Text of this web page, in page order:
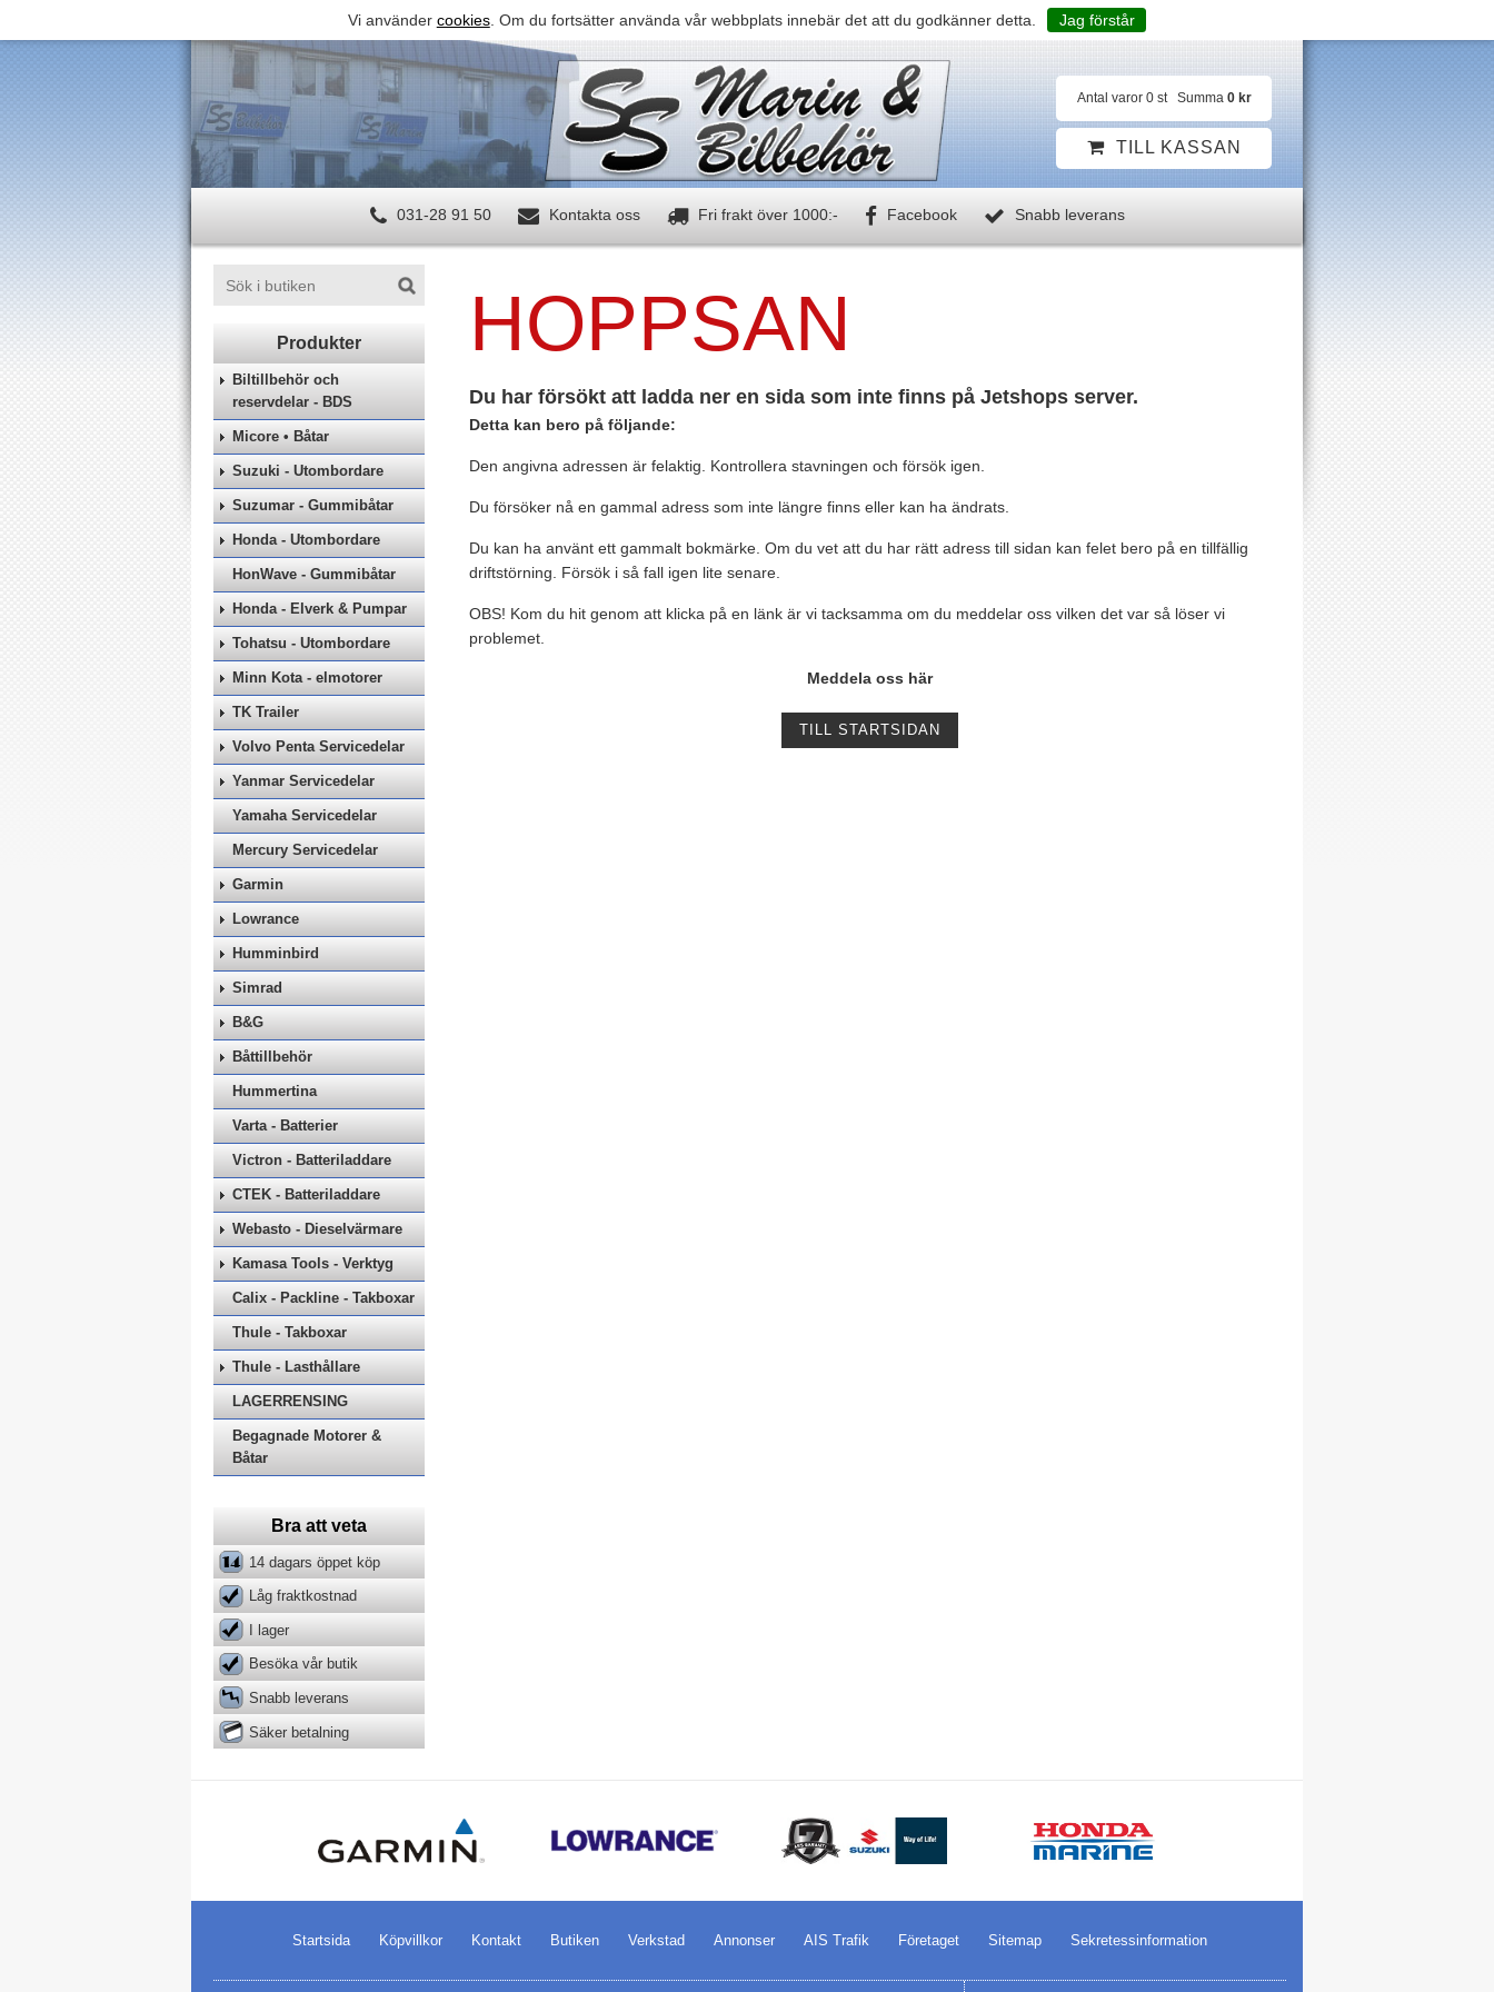
Vi använder cookies. Om du fortsätter använda vår webbplats innebär det att du godkänner detta. Jag förstår
Antal varor 0 st Summa 0 kr
TILL KASSAN
031-28 91 50 Kontakta oss Fri frakt över 1000:- Facebook Snabb leverans
Biltillbehör och
reservdelar - BDS
Micore • Båtar
Suzuki - Utombordare
Suzumar - Gummibåtar
Honda - Utombordare
HonWave - Gummibåtar
Honda - Elverk & Pumpar
Tohatsu - Utombordare
Minn Kota - elmotorer
TK Trailer
Volvo Penta Servicedelar
Yanmar Servicedelar
Yamaha Servicedelar
Mercury Servicedelar
Garmin
Lowrance
Humminbird
Simrad
B&G
Båttillbehör
Hummertina
Varta - Batterier
Victron - Batteriladdare
CTEK - Batteriladdare
Webasto - Dieselvärmare
Kamasa Tools - Verktyg
Calix - Packline - Takboxar
Thule - Takboxar
Thule - Lasthållare
LAGERRENSING
Begagnade Motorer &
Båtar
Bra att veta
14 dagars öppet köp
Låg fraktkostnad
I lager
Besöka vår butik
Snabb leverans
Säker betalning
HOPPSAN
Du har försökt att ladda ner en sida som inte finns på Jetshops server.
Detta kan bero på följande:
Den angivna adressen är felaktig. Kontrollera stavningen och försök igen.
Du försöker nå en gammal adress som inte längre finns eller kan ha ändrats.
Du kan ha använt ett gammalt bokmärke. Om du vet att du har rätt adress till sidan kan felet bero på en tillfällig
driftstörning. Försök i så fall igen lite senare.
OBS! Kom du hit genom att klicka på en länk är vi tacksamma om du meddelar oss vilken det var så löser vi
problemet.
Meddela oss här
TILL STARTSIDAN
Startsida Köpvillkor Kontakt Butiken Verkstad Annonser AIS Trafik Företaget Sitemap Sekretessinformation